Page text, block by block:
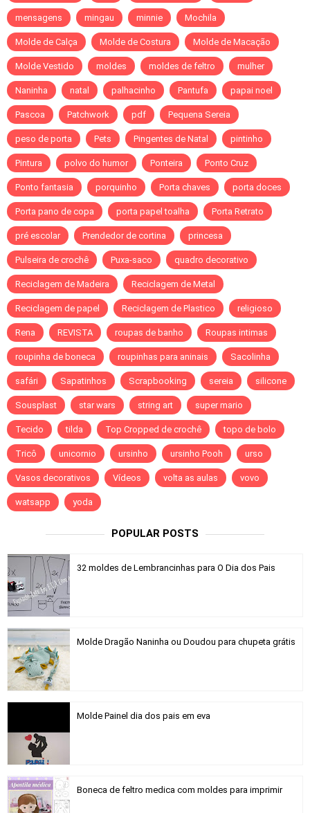
mensagens mingau minnie Mochila
Molde de Calça Molde de Costura Molde de Macação
Molde Vestido moldes moldes de feltro mulher
Naninha natal palhacinho Pantufa papai noel
Pascoa Patchwork pdf Pequena Sereia
peso de porta Pets Pingentes de Natal pintinho
Pintura polvo do humor Ponteira Ponto Cruz
Ponto fantasia porquinho Porta chaves porta doces
Porta pano de copa porta papel toalha Porta Retrato
pré escolar Prendedor de cortina princesa
Pulseira de crochê Puxa-saco quadro decorativo
Reciclagem de Madeira Reciclagem de Metal
Reciclagem de papel Reciclagem de Plastico religioso
Rena REVISTA roupas de banho Roupas intimas
roupinha de boneca roupinhas para aninais Sacolinha
safári Sapatinhos Scrapbooking sereia silicone
Sousplast star wars string art super mario
Tecido tilda Top Cropped de crochê topo de bolo
Tricô unicornio ursinho ursinho Pooh urso
Vasos decorativos Vídeos volta as aulas vovo
watsapp yoda
POPULAR POSTS
32 moldes de Lembrancinhas para O Dia dos Pais
Molde Dragão Naninha ou Doudou para chupeta grátis
Molde Painel dia dos pais em eva
Boneca de feltro medica com moldes para imprimir